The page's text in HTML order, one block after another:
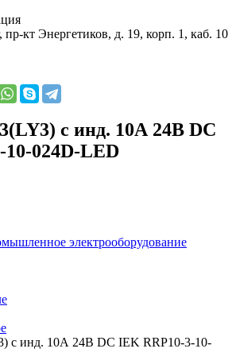
пр-кт Энергетиков, д. 19, корп. 1, каб. 10
с инд. 10А 24В DC
024D-LED
электрооборудование
с инд. 10А 24В DC IEK RRP10-3-10-